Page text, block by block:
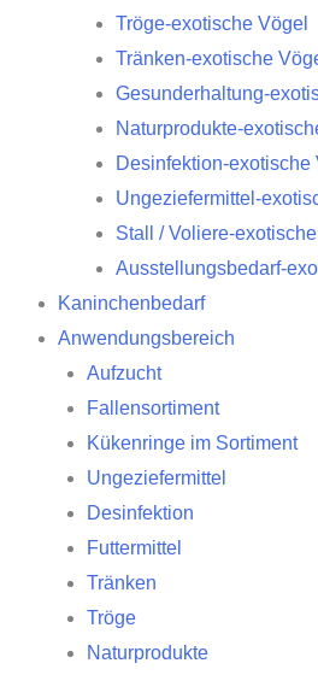
Tröge-exotische Vögel
Tränken-exotische
Gesunderhaltung-
Naturprodukte-
Desinfektion-exotische
Ungeziefermittel-
Stall / Voliere-
Ausstellungsbedarf-
Kaninchenbedarf
Anwendungsbereich
Aufzucht
Fallensortiment
Kükenringe im Sortiment
Ungeziefermittel
Desinfektion
Futtermittel
Tränken
Tröge
Naturprodukte